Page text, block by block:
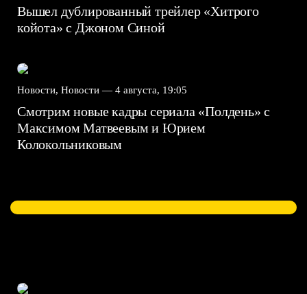
Вышел дублированный трейлер «Хитрого
койота» с Джоном Синой
Новости, Новости — 4 августа, 19:05
Смотрим новые кадры сериала «Полдень» с
Максимом Матвеевым и Юрием
Колокольниковым